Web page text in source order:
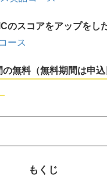
のスコアをアップをし
ース
無料（無料期間は申込
もくじ